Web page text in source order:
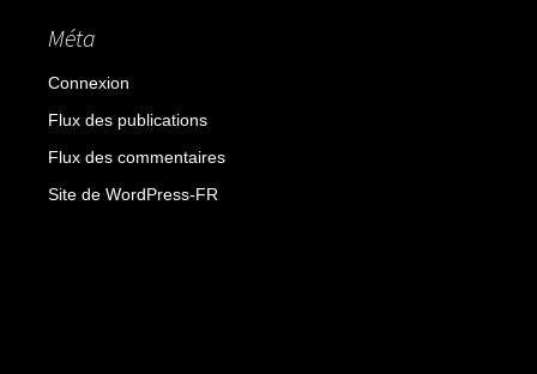
Méta
Connexion
Flux des publications
Flux des commentaires
Site de WordPress-FR